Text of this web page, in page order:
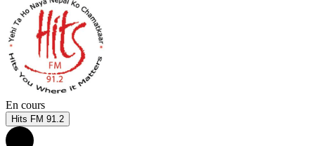
En cours
Hits FM 91.2